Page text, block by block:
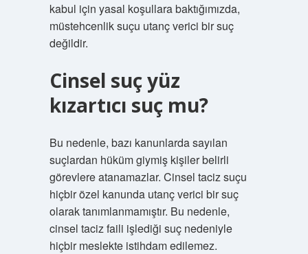
kabul için yasal koşullara baktığımızda,
müstehcenlik suçu utanç verici bir suç
değildir.
Cinsel suç yüz
kızartıcı suç mu?
Bu nedenle, bazı kanunlarda sayılan
suçlardan hüküm giymiş kişiler belirli
görevlere atanamazlar. Cinsel taciz suçu
hiçbir özel kanunda utanç verici bir suç
olarak tanımlanmamıştır. Bu nedenle,
cinsel taciz faili işlediği suç nedeniyle
hiçbir meslekte istihdam edilemez.